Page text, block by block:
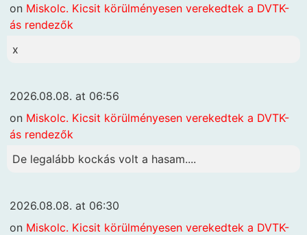
on Miskolc. Kicsit körülményesen verekedtek a DVTK-
ás rendezők
x
2026.08.08. at 06:56
on Miskolc. Kicsit körülményesen verekedtek a DVTK-
ás rendezők
De legalább kockás volt a hasam....
2026.08.08. at 06:30
on Miskolc. Kicsit körülményesen verekedtek a DVTK-